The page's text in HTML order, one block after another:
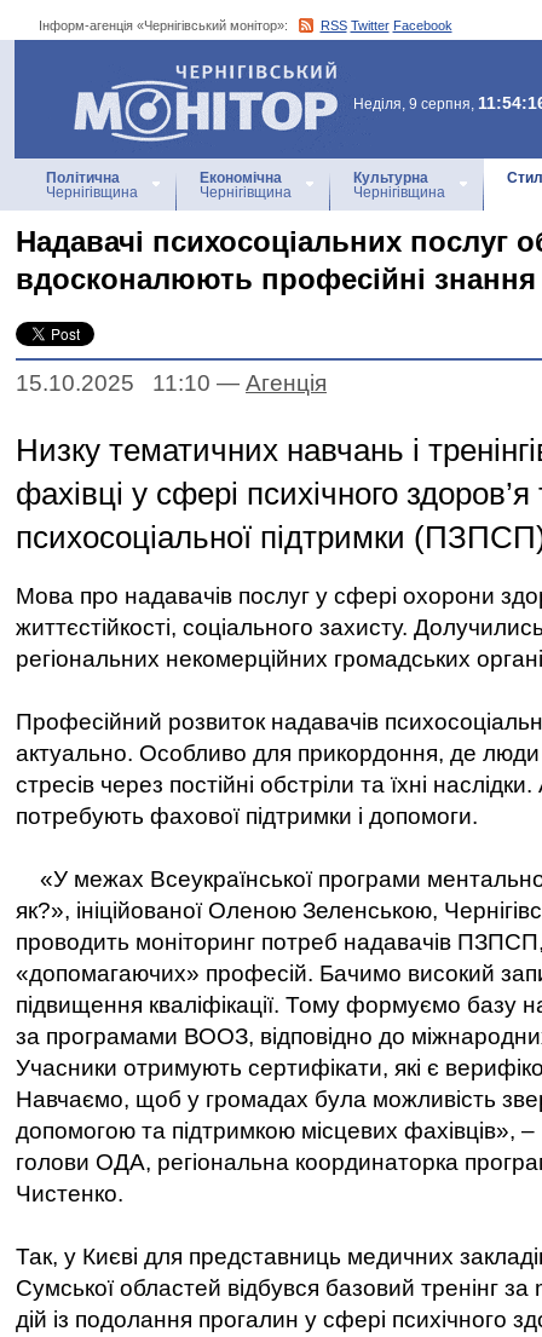
Інформ-агенція «Чернігівський монітор»: RSS Twitter Facebook
Інформ-агенція
«Чернігівський монітор»
Неділя, 9 серпня,
Політична
Чернігівщина
Економічна
Чернігівщина
Культурна
Чернігівщина
Надавачі психосоціальних послуг
вдосконалюють професійні знання
15.10.2025 11:10 — Агенцiя
Низку тематичних навчань і
фахівці у сфері психічного здоров’я
психосоціальної підтримки
Мова про надавачів послуг у сфері охорони
життєстійкості, соціального захисту.
регіональних некомерційних громадських
Професійний розвиток надавачів
актуально. Особливо для прикордоння, де люди
стресів через постійні обстріли та їхні
потребують фахової підтримки і допомоги.
«У межах Всеукраїнської програми
як?», ініційованої Оленою Зеленською,
проводить моніторинг потреб надавачів
«допомагаючих» професій. Бачимо високий
підвищення кваліфікації. Тому формуємо базу
за програмами ВООЗ, відповідно до
Учасники отримують сертифікати, які є
Навчаємо, щоб у громадах була можливість
допомогою та підтримкою місцевих фахівців»,
голови ОДА, регіональна координаторка
Чистенко.
Так, у Києві для представниць медичних
Сумської областей відбувся базовий тренінг
дій із подолання прогалин у сфері психічного